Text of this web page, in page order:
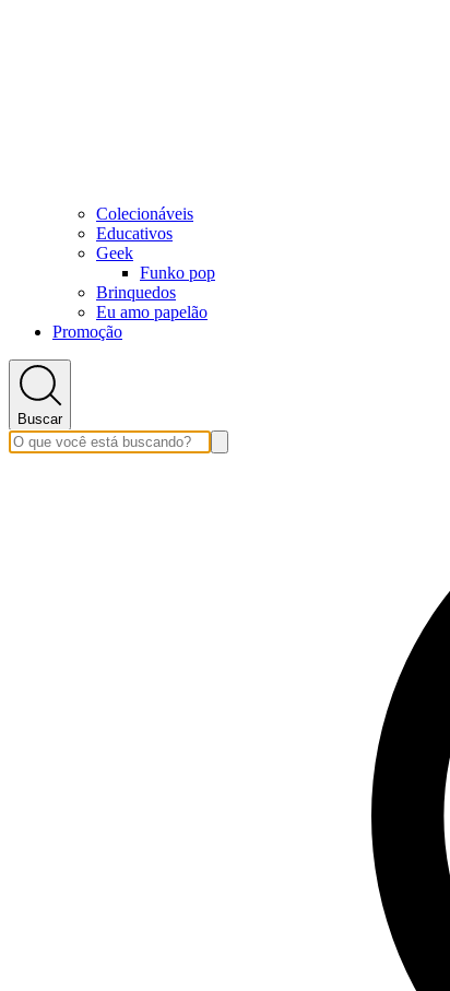
Colecionáveis
Educativos
Geek
Funko pop
Brinquedos
Eu amo papelão
Promoção
Buscar